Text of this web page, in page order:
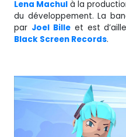
Lena Machul à la
du développement. La
par Joel Billeet est
Black Screen Records.